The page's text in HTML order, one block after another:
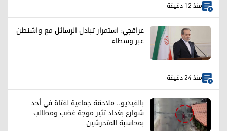
منذ 12 دقيقة
عراقجي: استمرار تبادل الرسائل مع واشنطن
عبر وسطاء
منذ 24 دقيقة
بالفيديو.. ملاحقة جماعية لفتاة في أحد
شوارع بغداد تثير موجة غضب ومطالب
بمحاسبة المتحرشين